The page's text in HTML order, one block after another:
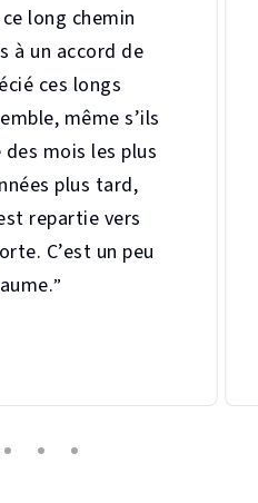
long chemin
à un accord de
ces longs
même s’ils
mois les plus
plus tard,
repartie vers
C’est un peu
”